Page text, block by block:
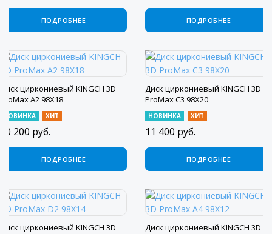
ПОДРОБНЕЕ ПОДРОБНЕЕ
Диск циркониевый KINGCH 3D
ProMax A2 98X18
НОВИНКА ХИТ
10 200 руб.
ПОДРОБНЕЕ
Диск циркониевый KINGCH 3D
ProMax C3 98X20
НОВИНКА ХИТ
11 400 руб.
ПОДРОБНЕЕ
Диск циркониевый KINGCH 3D
Диск циркониевый KINGCH 3D